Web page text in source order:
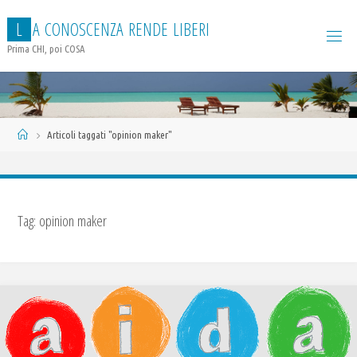
contenuto
L A CONOSCENZA RENDE LIBERI
Prima CHI, poi COSA
HomeArticoli taggati "opinion maker"
Tag: opinion maker